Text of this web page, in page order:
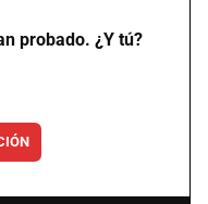
probado. ¿Y tú?